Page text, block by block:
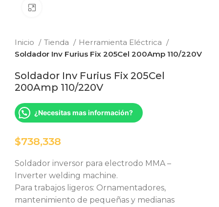
Inicio Tienda
Herramienta Eléctrica
Soldador Inv Furius Fix 205Cel 200Amp 110/220V
Soldador Inv Furius Fix 205Cel
200Amp 110/220V
¿Necesitas mas información?
$
Soldador inversor para electrodo MMA –
Inverter welding machine.
Para trabajos ligeros: Ornamentadores,
mantenimiento de pequeñas y medianas